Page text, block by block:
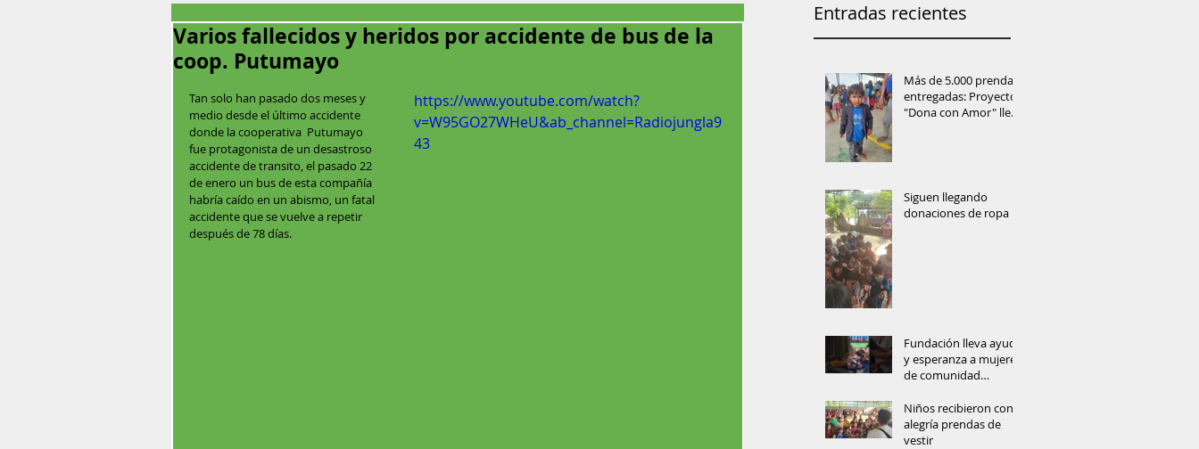
Varios fallecidos y heridos por accidente de bus de la
coop. Putumayo
https://www.youtube.com/watch?
v=W95GO27WHeU&ab_channel=Radiojungla9
43
Tan solo han pasado dos meses y
medio desde el último accidente
donde la cooperativa  Putumayo
fue protagonista de un desastroso
accidente de transito, el pasado 22
de enero un bus de esta compañía
habría caído en un abismo, un fatal
accidente que se vuelve a repetir
después de 78 días.
Entradas recientes
Más de 5.000 prendas
entregadas: Proyecto
"Dona con Amor" lleva
Siguen llegando
donaciones de ropa
Fundación lleva ayuda
y esperanza a mujeres
de comunidad
Niños recibieron con
alegría prendas de
vestir